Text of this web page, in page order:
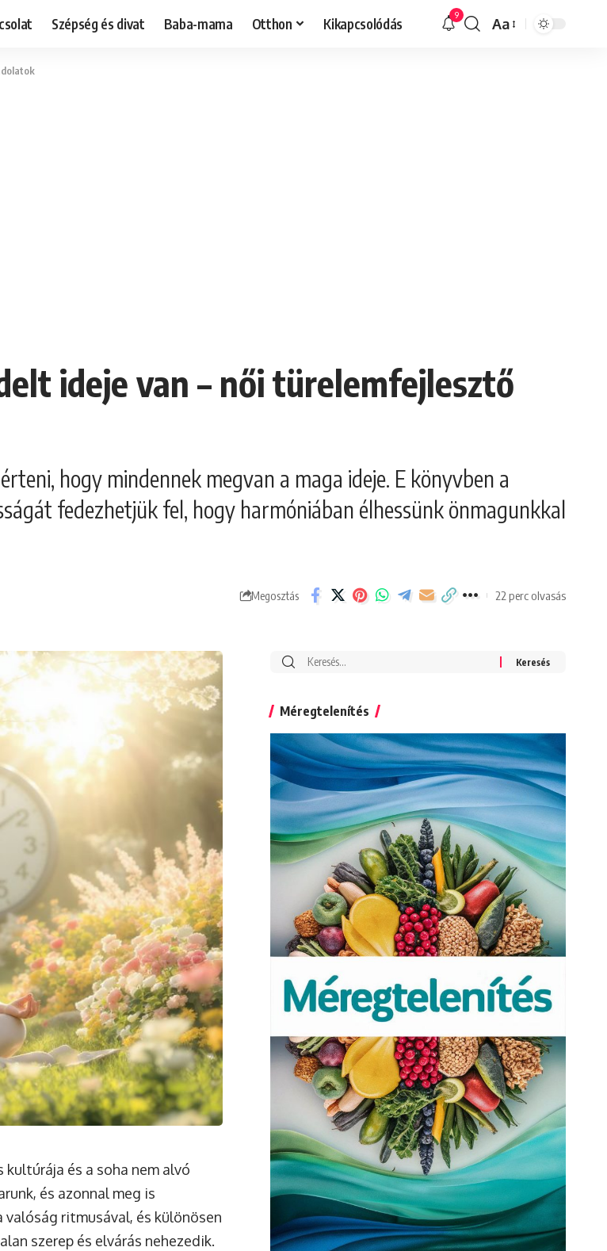
Szépség és divat Baba-mama Otthon Kikapcsolódás 9
Font
Aa
ideje van – női türelemfejlesztő
hogy mindennek megvan a maga ideje. E könyvben a
fedezhetjük fel, hogy harmóniában élhessünk önmagunkkal
Megosztás 22 perc olvasás
és a soha nem alvó
és azonnal meg is
ritmusával, és különösen
szerep és elvárás nehezedik.
Search
Méregtelenítés